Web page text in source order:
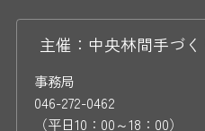
主催：中央林間手づ
事務局
046-272-0462
（平日10：00～18：00）